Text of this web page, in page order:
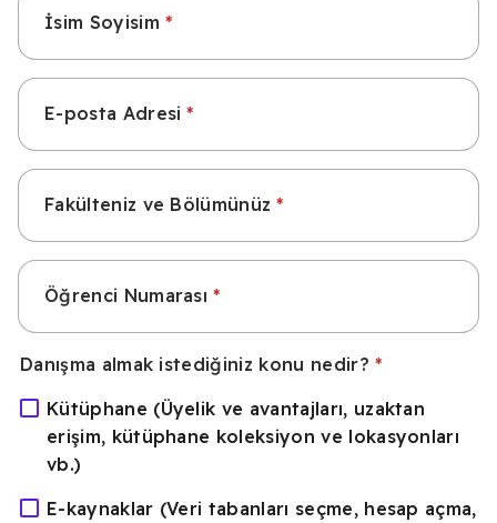
İsim Soyisim
E-posta Adresi
Fakülteniz ve Bölümünüz
Öğrenci Numarası
Danışma almak istediğiniz konu nedir?
Kütüphane (Üyelik ve avantajları, uzaktan
erişim, kütüphane koleksiyon ve lokasyonları
vb.)
E-kaynaklar (Veri tabanları seçme, hesap açma,